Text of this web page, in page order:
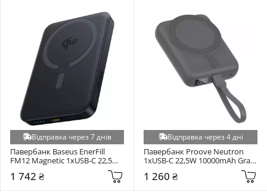
Відправка через 7 днів
Павербанк Baseus EnerFill
FM12 Magnetic 1xUSB-C 22,5W
(E0028500)
1 742 ₴
Відправка через 4 дні
Павербанк Proove Neutron
1xUSB-C 22,5W 10000mAh Gray
1 260 ₴